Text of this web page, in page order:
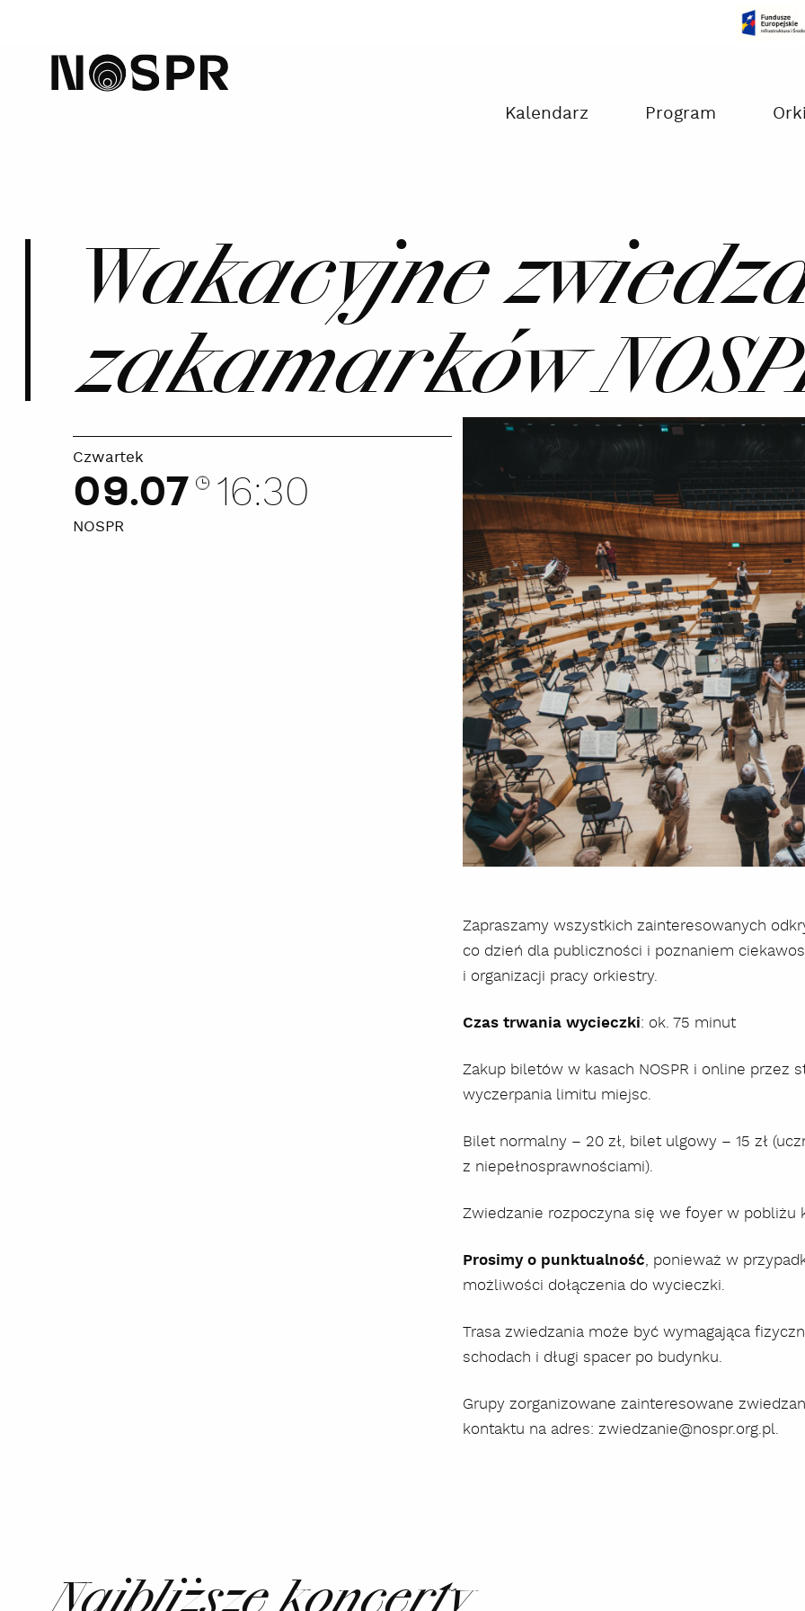
home
Kalendarz Program
Wakacyjne
zakamarków
Czwartek
09.07 16:30
NOSPR
Zapraszamy wszystkich zainteresowanych
co dzień dla publiczności i poznaniem
i organizacji pracy orkiestry.
Czas trwania wycieczki: ok. 75 minut
Zakup biletów w kasach NOSPR i online przez
wyczerpania limitu miejsc.
Bilet normalny – 20 zł, bilet ulgowy – 15 zł
z niepełnosprawnościami).
Zwiedzanie rozpoczyna się we foyer w pobliżu
Prosimy o punktualność, ponieważ w
możliwości dołączenia do wycieczki.
Trasa zwiedzania może być wymagająca
schodach i długi spacer po budynku.
Grupy zorganizowane zainteresowane
kontaktu na adres: zwiedzanie@nospr.org.pl.
Najbliższe koncerty